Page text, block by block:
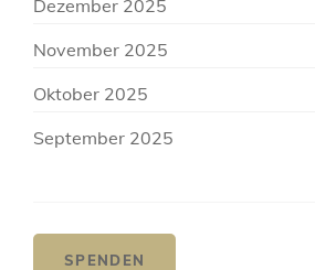
Dezember 2025
November 2025
Oktober 2025
September 2025
SPENDEN